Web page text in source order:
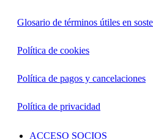
Glosario de términos útiles en
Política de cookies
Política de pagos y cancelaciones
Política de privacidad
ACCESO SOCIOS